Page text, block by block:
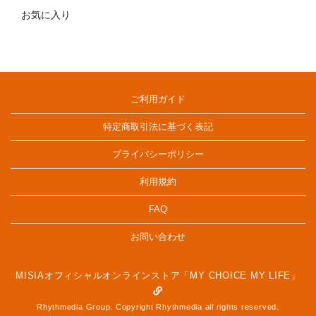
お気に入り
ご利用ガイド
特定商取引法に基づく表記
プライバシーポリシー
利用規約
FAQ
お問い合わせ
MISIAオフィシャルオンラインストア「MY CHOICE MY LIFE」
Rhythmedia Group. Copyright Rhythmedia all rights reserved.